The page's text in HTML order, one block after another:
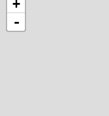
+
-